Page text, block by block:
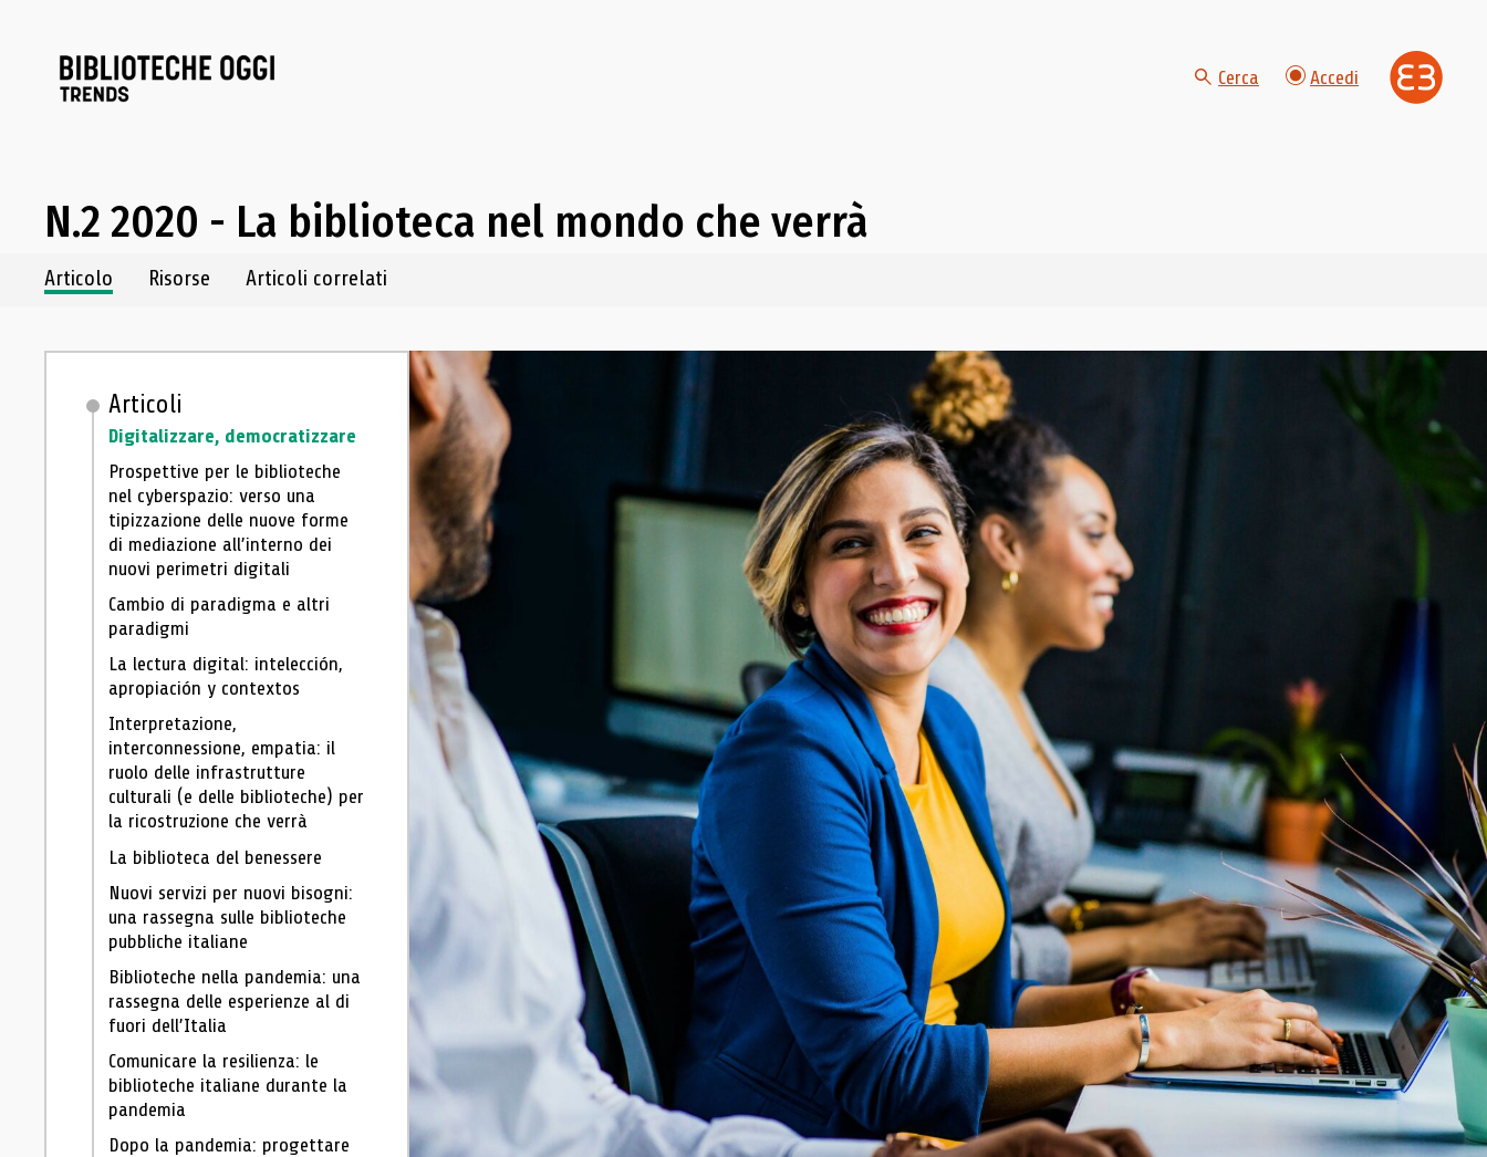
Cerca Accedi
N.2 2020 - La biblioteca nel mondo che verrà
Navigazione dei contenuti del fascicolo
Articolo Risorse Articoli correlati
Articoli
Digitalizzare, democratizzare
Prospettive per le biblioteche
nel cyberspazio: verso una
tipizzazione delle nuove forme
di mediazione all’interno dei
nuovi perimetri digitali
Cambio di paradigma e altri
paradigmi
La lectura digital: intelección,
apropiación y contextos
Interpretazione,
interconnessione, empatia: il
ruolo delle infrastrutture
culturali (e delle biblioteche) per
la ricostruzione che verrà
La biblioteca del benessere
Nuovi servizi per nuovi bisogni:
una rassegna sulle biblioteche
pubbliche italiane
Biblioteche nella pandemia: una
rassegna delle esperienze al di
fuori dell’Italia
Comunicare la resilienza: le
biblioteche italiane durante la
pandemia
Dopo la pandemia: progettare